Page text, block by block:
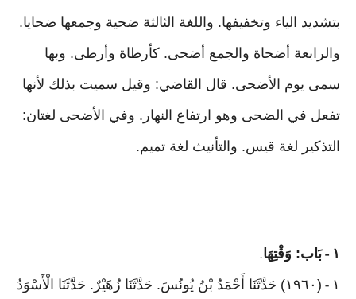
بتشديد الياء وتخفيفها. واللغة الثالثة ضحية وجمعها ضحايا.
والرابعة أضحاة والجمع أضحى. كأرطاة وأرطى. وبها
سمى يوم الأضحى. قال القاضي: وقيل سميت بذلك لأنها
تفعل في الضحى وهو ارتفاع النهار. وفي الأضحى لغتان:
التذكير لغة قيس. والتأنيث لغة تميم.
١ -بَاب: وَقْتِهَا.
١ -
(١٩٦٠) حَدَّثَنَا أَحْمَدُ بْنُ يُونُسَ. حَدَّثَنَا زُهَيْرٌ. حَدَّثَنَا الْأَسْوَدُ